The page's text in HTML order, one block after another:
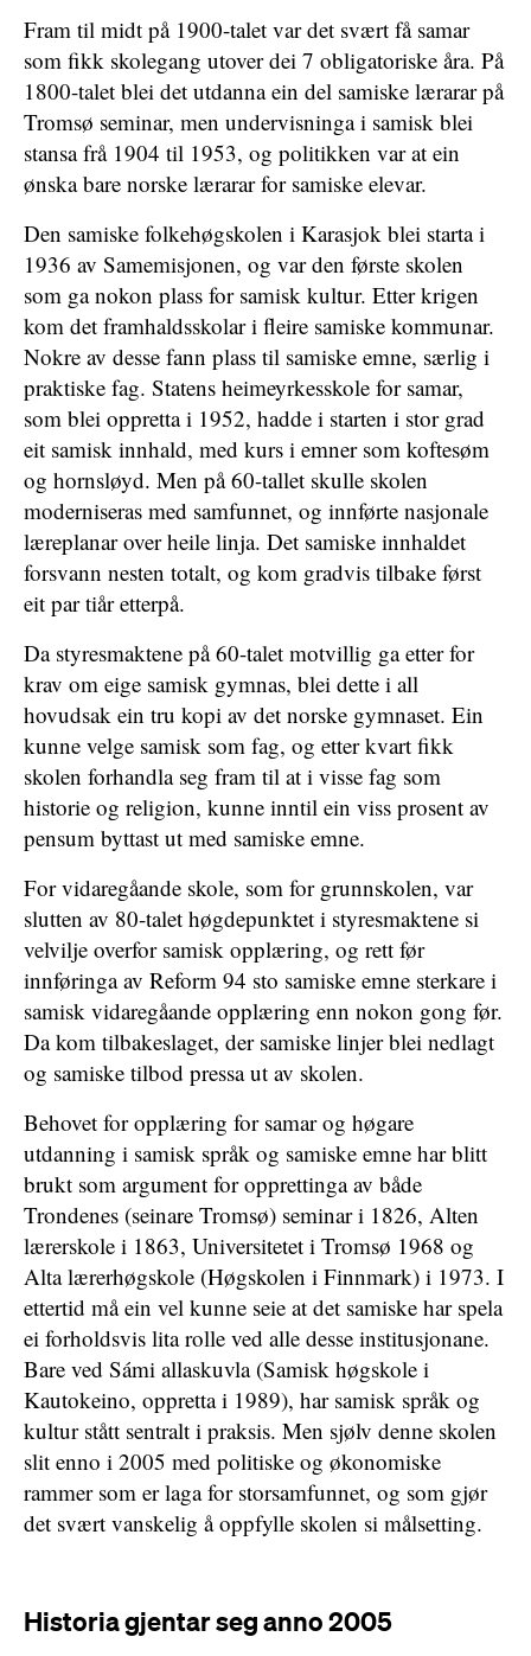
Fram til midt på 1900-talet var det svært få samar
som fikk skolegang utover dei 7 obligatoriske åra. På
1800-talet blei det utdanna ein del samiske lærarar på
Tromsø seminar, men undervisninga i samisk blei
stansa frå 1904 til 1953, og politikken var at ein
ønska bare norske lærarar for samiske elevar.
Den samiske folkehøgskolen i Karasjok blei starta i
1936 av Samemisjonen, og var den første skolen
som ga nokon plass for samisk kultur. Etter krigen
kom det framhaldsskolar i fleire samiske kommunar.
Nokre av desse fann plass til samiske emne, særlig i
praktiske fag. Statens heimeyrkesskole for samar,
som blei oppretta i 1952, hadde i starten i stor grad
eit samisk innhald, med kurs i emner som koftesøm
og hornsløyd. Men på 60-tallet skulle skolen
moderniseras med samfunnet, og innførte nasjonale
læreplanar over heile linja. Det samiske innhaldet
forsvann nesten totalt, og kom gradvis tilbake først
eit par tiår etterpå.
Da styresmaktene på 60-talet motvillig ga etter for
krav om eige samisk gymnas, blei dette i all
hovudsak ein tru kopi av det norske gymnaset. Ein
kunne velge samisk som fag, og etter kvart fikk
skolen forhandla seg fram til at i visse fag som
historie og religion, kunne inntil ein viss prosent av
pensum byttast ut med samiske emne.
For vidaregåande skole, som for grunnskolen, var
slutten av 80-talet høgdepunktet i styresmaktene si
velvilje overfor samisk opplæring, og rett før
innføringa av Reform 94 sto samiske emne sterkare i
samisk vidaregåande opplæring enn nokon gong før.
Da kom tilbakeslaget, der samiske linjer blei nedlagt
og samiske tilbod pressa ut av skolen.
Behovet for opplæring for samar og høgare
utdanning i samisk språk og samiske emne har blitt
brukt som argument for opprettinga av både
Trondenes (seinare Tromsø) seminar i 1826, Alten
lærerskole i 1863, Universitetet i Tromsø 1968 og
Alta lærerhøgskole (Høgskolen i Finnmark) i 1973. I
ettertid må ein vel kunne seie at det samiske har spela
ei forholdsvis lita rolle ved alle desse institusjonane.
Bare ved Sámi allaskuvla (Samisk høgskole i
Kautokeino, oppretta i 1989), har samisk språk og
kultur stått sentralt i praksis. Men sjølv denne skolen
slit enno i 2005 med politiske og økonomiske
rammer som er laga for storsamfunnet, og som gjør
det svært vanskelig å oppfylle skolen si målsetting.
Historia gjentar seg anno 2005